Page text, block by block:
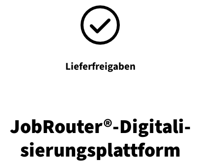
Lieferfreigaben
JobRouter®-Di­gi­ta­li­
sie­rungs­platt­form